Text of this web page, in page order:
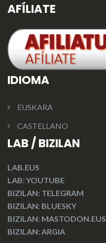
AFÍLIATE
IDIOMA
EUSKARA
CASTELLANO
LAB / BIZILAN
LAB.EUS
LAB: YOUTUBE
BIZILAN: TELEGRAM
BIZILAN: BLUESKY
BIZILAN: MASTODON.EUS
BIZILAN: ARGIA